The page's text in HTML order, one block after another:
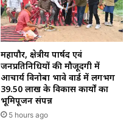
महापौर, क्षेत्रीय पार्षद एवं
जनप्रतिनिधियों की मौजूदगी में
आचार्य विनोबा भावे वार्ड में लगभग
39.50 लाख के विकास कार्यों का
भूमिपूजन संपन्न
5 hours ago